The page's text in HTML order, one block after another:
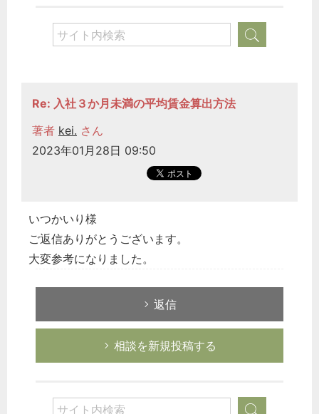
Re: 入社３か月未満の平均賃金算出方法
著者 kei. さん
2023年01月28日 09:50
いつかいり様
ご返信ありがとうございます。
大変参考になりました。
返信
相談を新規投稿する